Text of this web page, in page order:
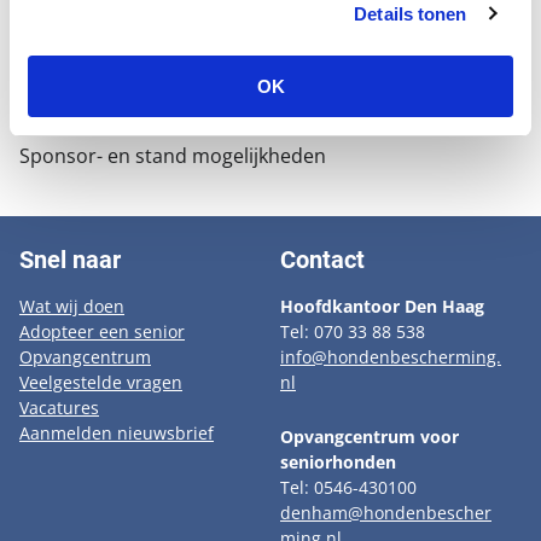
Details tonen
OK
de Hondenbescherming te steunen, toont uw bedrijf
verantwoord ondernemen. U draagt bij aan het
verbeteren van het leven van honden.
Sponsor- en stand mogelijkheden
Snel naar
Wat wij doen
Adopteer een senior
Opvangcentrum
Veelgestelde vragen
Vacatures
Aanmelden nieuwsbrief
Contact
Hoofdkantoor Den Haag
Tel: 070 33 88 538
info@hondenbescherming.
nl
Opvangcentrum voor
seniorhonden
Tel: 0546-430100
denham@hondenbescher